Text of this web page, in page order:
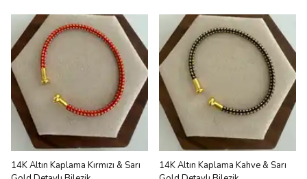
14K Altın Kaplama Kırmızı & Sarı
14K Altın Kaplama Kahve & Sarı